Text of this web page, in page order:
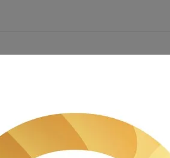
，使您不用擔心因為氣候變化(高低溫、晴